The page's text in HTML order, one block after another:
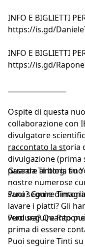
INFO E BIGLIETTI
https://is.gd/
INFO E BIGLIETTI
https://is.gd/
Ospite di questa
collaborazione con
divulgatore
raccontato la storia
divulgazione (prima
passare ai blog,
nostre numerose
sana? Come
lavare i piatti? Gli
verdura? Quanto
prima di essere
_________________
GuardaTintoria su
Puoi seguire
Puoi seguire
Puoi seguireTinti